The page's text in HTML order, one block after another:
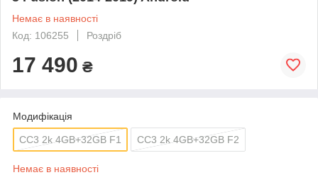
Немає в наявності
Код: 106255
Роздріб
17 490 ₴
Модифікація
CC3 2k 4GB+32GB F1 CC3 2k 4GB+32GB F2
Немає в наявності